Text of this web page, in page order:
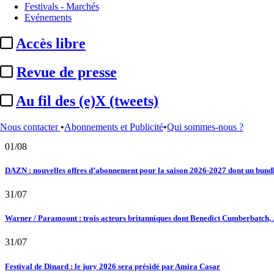
Festivals - Marchés
Evénements
Accès libre
Revue de presse
Au fil des (e)X (tweets)
Nous contacter •Abonnements et Publicité•Qui sommes-nous ?
02/08
02/08
Satellifacts : pause d'été
02/08
"L'Odyssée" : à Montpellier, le seul cinéma de France à ...
01/08
DAZN : nouvelles offres d’abonnement pour la saison 2026-2027 dont un
31/07
Warner / Paramount : trois acteurs britanniques dont Benedict Cumberbatch,
31/07
Festival de Dinard : le jury 2026 sera présidé par Amira Casar